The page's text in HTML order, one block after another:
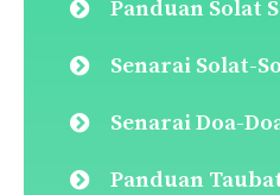
Panduan Solat
Senarai Solat-
Senarai Doa-
Panduan